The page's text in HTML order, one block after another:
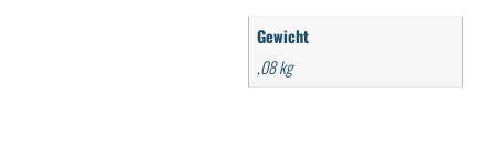
Gewicht
,08 kg